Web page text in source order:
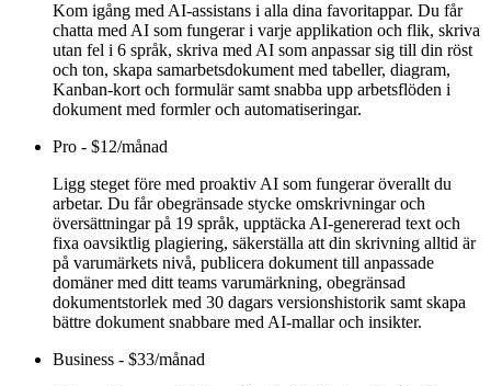
Kom igång med AI-assistans i alla dina favoritappar. Du får
chatta med AI som fungerar i varje applikation och flik, skriva
utan fel i 6 språk, skriva med AI som anpassar sig till din röst
och ton, skapa samarbetsdokument med tabeller, diagram,
Kanban-kort och formulär samt snabba upp arbetsflöden i
dokument med formler och automatiseringar.
Pro - $12/månad
Ligg steget före med proaktiv AI som fungerar överallt du
arbetar. Du får obegränsade stycke omskrivningar och
översättningar på 19 språk, upptäcka AI-genererad text och
fixa oavsiktlig plagiering, säkerställa att din skrivning alltid är
på varumärkets nivå, publicera dokument till anpassade
domäner med ditt teams varumärkning, obegränsad
dokumentstorlek med 30 dagars versionshistorik samt skapa
bättre dokument snabbare med AI-mallar och insikter.
Business - $33/månad